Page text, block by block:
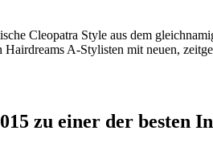
Cleopatra Style aus dem
A-Stylisten mit neuen,
zu einer der besten